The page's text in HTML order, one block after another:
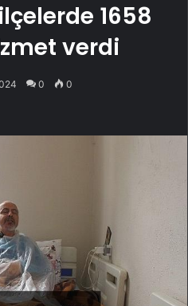
1658
verdi
0 0